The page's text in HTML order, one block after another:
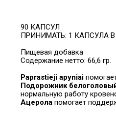
90 КАПСУЛ
ПРИНИМАТЬ: 1 КАПСУЛА
Пищевая добавка
Содержание нетто: 66,6 гр.
Paprastieji apyniai
Подорожник
нормальную работу
Ацерола помогает